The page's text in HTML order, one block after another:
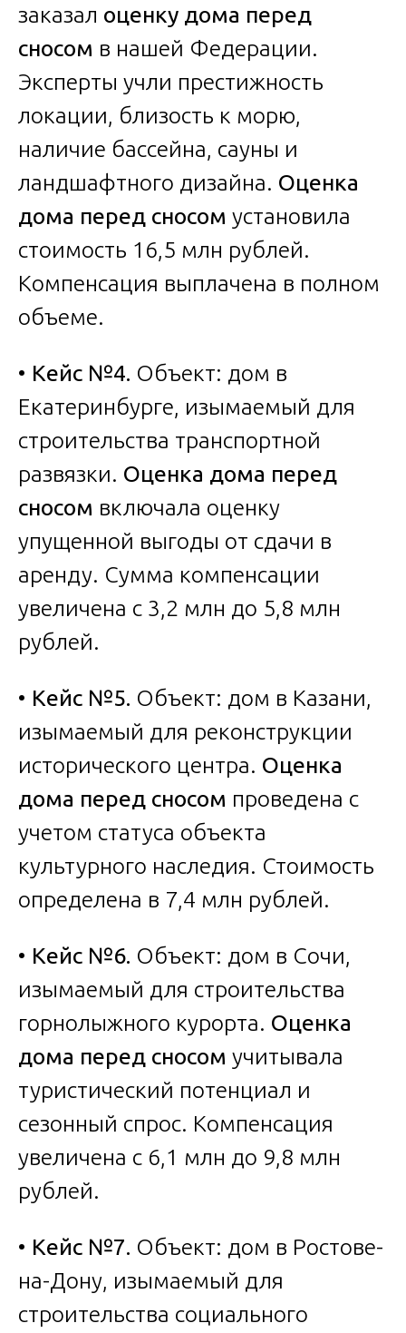
заказал оценку дома перед
сносом в нашей Федерации.
Эксперты учли престижность
локации, близость к морю,
наличие бассейна, сауны и
ландшафтного дизайна. Оценка
дома перед сносом установила
стоимость 16,5 млн рублей.
Компенсация выплачена в полном
объеме.
• Кейс №4. Объект: дом в
Екатеринбурге, изымаемый для
строительства транспортной
развязки. Оценка дома перед
сносом включала оценку
упущенной выгоды от сдачи в
аренду. Сумма компенсации
увеличена с 3,2 млн до 5,8 млн
рублей.
• Кейс №5. Объект: дом в Казани,
изымаемый для реконструкции
исторического центра. Оценка
дома перед сносом проведена с
учетом статуса объекта
культурного наследия. Стоимость
определена в 7,4 млн рублей.
• Кейс №6. Объект: дом в Сочи,
изымаемый для строительства
горнолыжного курорта. Оценка
дома перед сносом учитывала
туристический потенциал и
сезонный спрос. Компенсация
увеличена с 6,1 млн до 9,8 млн
рублей.
• Кейс №7. Объект: дом в Ростове-
на-Дону, изымаемый для
строительства социального